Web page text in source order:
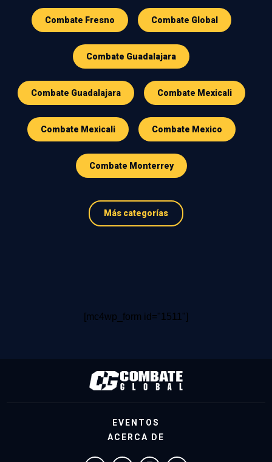
Combate Fresno Combate Global
Combate Guadalajara
Combate Guadalajara Combate Mexicali
Combate Mexicali Combate Mexico
Combate Monterrey
Más categorías
[mc4wp_form id="1511"]
EVENTOS
ACERCA DE